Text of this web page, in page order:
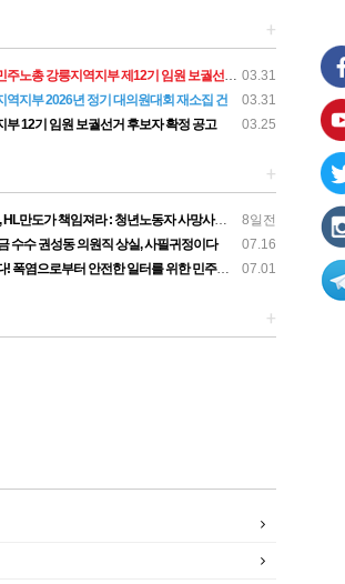
+
03.31
총 강릉지역지부 제12기 임원 보궐선거결과 공고
03.31
역지부 2026년 정기 대의원대회 재소집 건
03.25
부 12기 임원 보궐선거 후보자 확정 공고
+
8일전
: 청년노동자 사망사고의 철저한 진상규명과 재발방지 대책 마련하라
07.16
수수 권성동 의원직 상실, 사필귀정이다
07.01
한 일터를 위한 민주노총 강원지역본부 폭염감시단 선포 기자회견
+